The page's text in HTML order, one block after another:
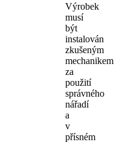
Výrobek
musí
být
instalován
zkušeným
mechanikem
za
použití
správného
nářadí
a
v
přísném